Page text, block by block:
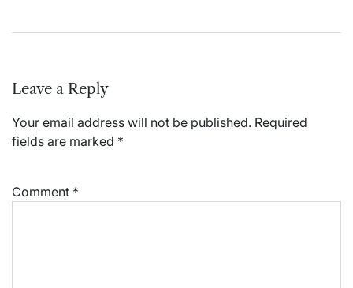
Leave a Reply
Your email address will not be published. Required
fields are marked *
Comment *